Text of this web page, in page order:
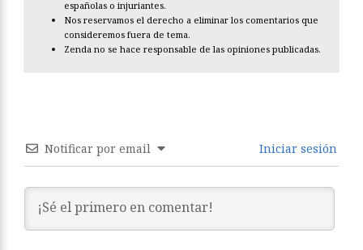
españolas o injuriantes.
Nos reservamos el derecho a eliminar los comentarios que
consideremos fuera de tema.
Zenda no se hace responsable de las opiniones publicadas.
Notificar por email Iniciar sesión